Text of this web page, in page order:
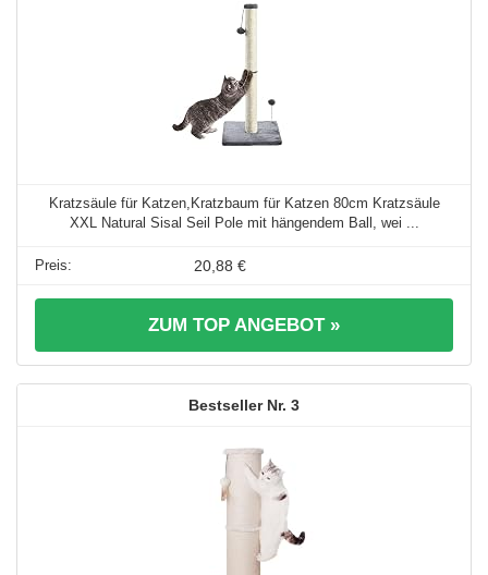
Kratzsäule für Katzen,Kratzbaum für Katzen 80cm Kratzsäule
XXL Natural Sisal Seil Pole mit hängendem Ball, wei ...
20,88 €
ZUM TOP ANGEBOT »
3